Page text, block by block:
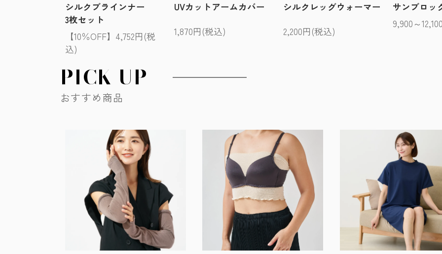
シルクブラインナー
3枚セット
【10％OFF】4,752円(税
込)
UVカットアームカバー
1,870円(税込)
シルクレッグウォーマー
2,200円(税込)
サンブロッ
9,900～
PICK UP
おすすめ商品